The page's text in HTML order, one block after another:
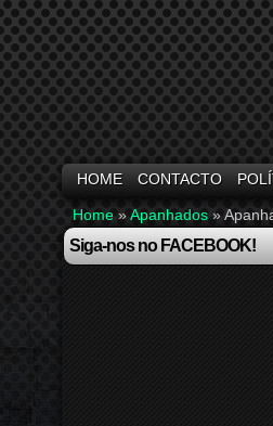
HOME CONTACTO
Home »Apanhados »
Siga-nos no FACEBOOK!